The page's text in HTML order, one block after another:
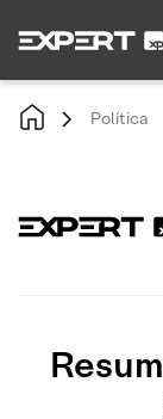
Política